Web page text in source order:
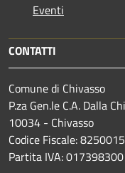
Eventi
CONTATTI
Comune di Chivasso
P.za Gen.le C.A. Dalla
10034 - Chivasso
Codice Fiscale:
Partita IVA: